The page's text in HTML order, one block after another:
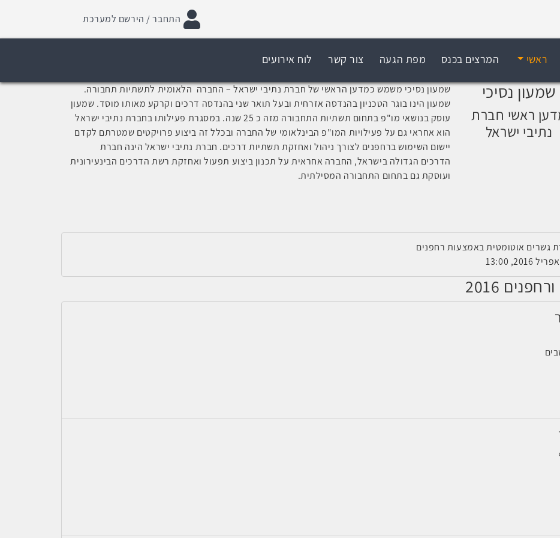
התחבר / הירשם למערכת
ראשי המרצים בכנס מפת הגעה צור קשר לוח אירועים
שמעון נסיכי
ראשי חברת
נתיבי ישראל
שמעון נסיכי משמש כמדען הראשי של חברת נתיבי ישראל – החברה הלאומית לתשתיות תחבורה.
שמעון הינו בוגר הטכניון בהנדסה אזרחית ובעל תואר שני בהנדסה דרכים וקרקע מאותו מוסד. שמעון
עוסק בנושאי מו"פ בתחום תשתיות התחבורה מזה כ 25 שנה. במסגרת פעילותו בחברת נתיבי ישראל
הוא אחראי גם על פעילויות המו"פ הבינלאומי של החברה ובכלל זה ביצוע פרויקטים שמטרתם לקדם
יישום השימוש ברחפנים לצורך ניהול ואחזקת תשתיות דרכים. חברת נתיבי ישראל הינה חברת
הדרכים הגדולה בישראל, החברה אחראית על תכנון ביצוע תפעול ואחזקת רשת הדרכים הבינעירונית
ועוסקת גם בתחום התחבורה המסילתית.
2016